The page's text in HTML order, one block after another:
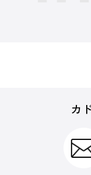
カ